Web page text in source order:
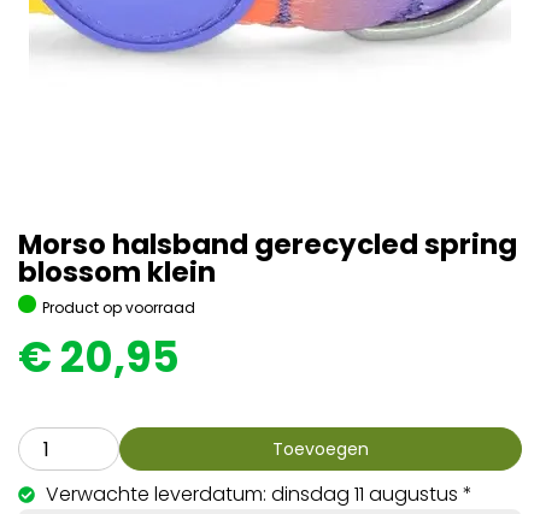
Morso halsband gerecycled spring
blossom klein
Product op voorraad
€20,95
Toevoegen
Verwachte leverdatum: dinsdag 11 augustus *